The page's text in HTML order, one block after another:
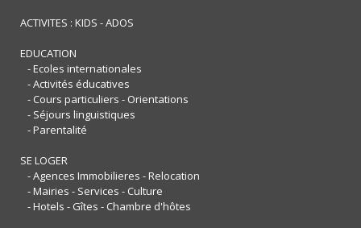
ACTIVITES : KIDS - ADOS
EDUCATION
- Ecoles internationales
- Activités éducatives
- Cours particuliers - Orientations
- Séjours linguistiques
- Parentalité
SE LOGER
- Agences Immobilieres - Relocation
- Mairies - Services - Culture
- Hotels - Gîtes - Chambre d'hôtes